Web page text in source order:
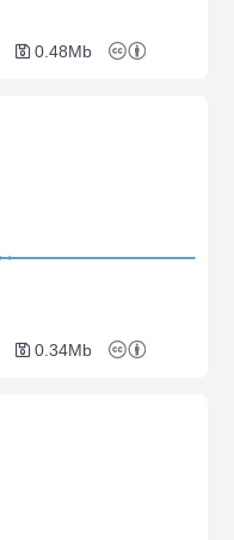
0.48Mb
0.34Mb